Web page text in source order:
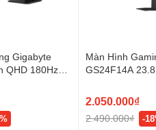
suất cao nhất. Không thỏa
Gigabyte
QHD 180Hz
Màn Hình
GS24F14A
2.050.000₫
2.490.000₫ -